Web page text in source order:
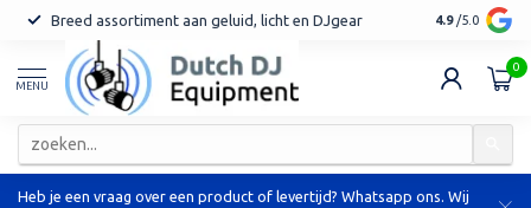
Breed assortiment aan geluid, licht en DJgear Tot 7 jaar
4.9 /5.0
MENU
0
Heb je een vraag over een product of levertijd? Whatsapp ons. Wij